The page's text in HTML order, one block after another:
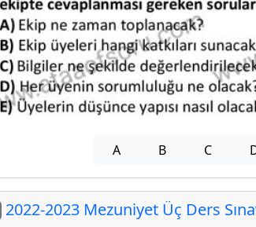
A B C
2022-2023 Mezuniyet Üç Ders